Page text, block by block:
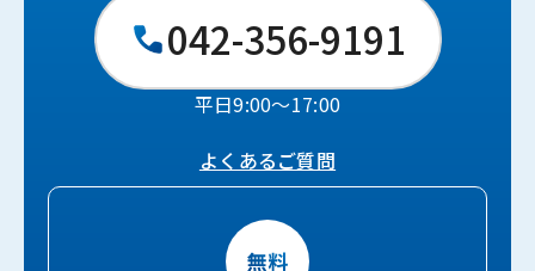
042-356-9191
平日9:00〜17:00
よくあるご質問